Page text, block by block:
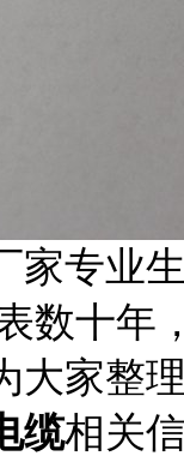
家专业
数十年
大家整
缆相关